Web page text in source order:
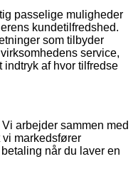
passelige muligheder
kundetilfredshed.
som tilbyder
service,
indtryk af hvor tilfredse
arbejder sammen med
markedsfører
når du laver en